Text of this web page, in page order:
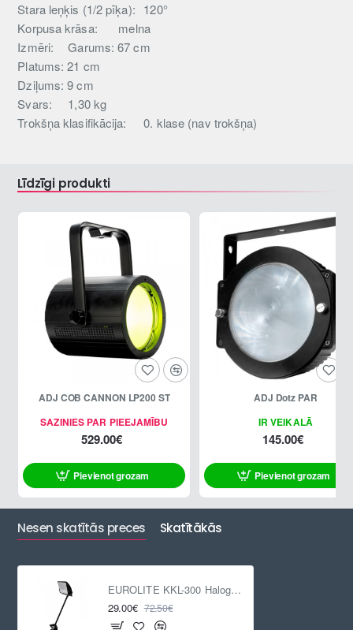
Stara leņķis (1/2 pīķa): 120°
Korpusa krāsa:
melna
Izmēri:
Garums: 67 cm
Platums: 21 cm
Dziļums: 9 cm
Svars:
1,30 kg
Trokšņa klasifikācija:
0. klase (nav trokšņa)
Līdzīgi produkti
SAZINIES PAR PIEEJAMĪBU
ADJ COB CANNON LP200 ST
529.00€
Pievienot grozam
IR VEIKALĀ
ADJ Dotz PAR
145.00€
Pievienot grozam
Nesen skatītās preces Skatītākās
EUROLITE KKL-300 Halogene flood
29.00€ 72.50€